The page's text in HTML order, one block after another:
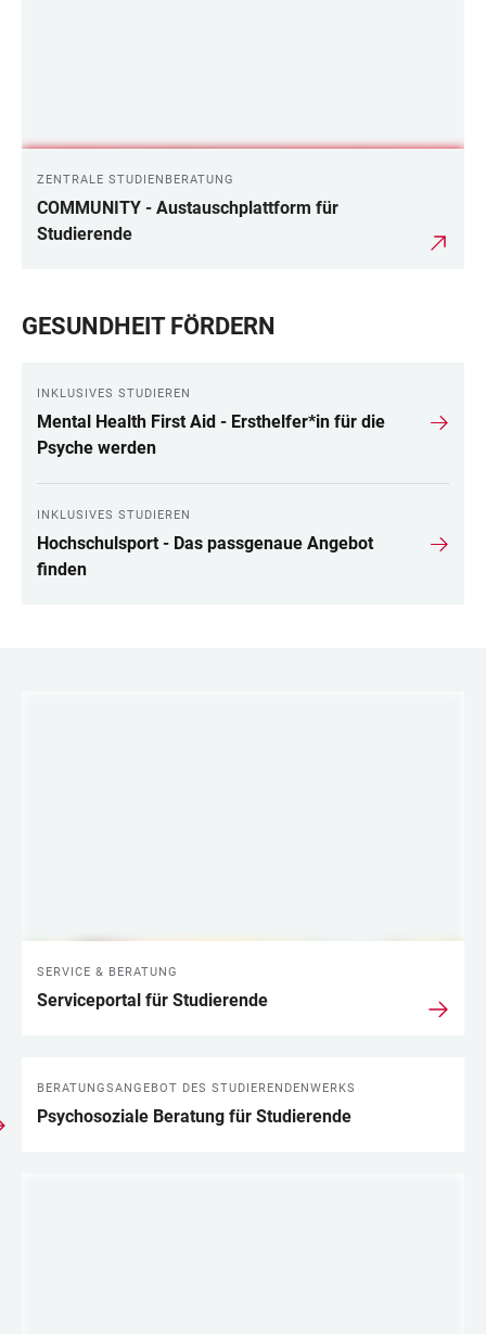
ZENTRALE STUDIENBERATUNG
COMMUNITY - Austauschplattform für
Studierende
GESUNDHEIT FÖRDERN
INKLUSIVES STUDIEREN
Mental Health First Aid - Ersthelfer*in für die
Psyche werden
INKLUSIVES STUDIEREN
Hochschulsport - Das passgenaue Angebot
finden
SERVICE & BERATUNG
Serviceportal für Studierende
BERATUNGSANGEBOT DES STUDIERENDENWERKS
Psychosoziale Beratung für Studierende